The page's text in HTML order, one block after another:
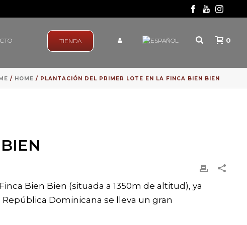
TIENDA 0
/ HOME / PLANTACIÓN DEL PRIMER LOTE EN LA FINCA BIEN BIEN
Bien Bien (situada a 1350m de altitud), ya
Dominicana se lleva un gran